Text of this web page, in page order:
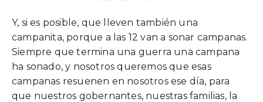
Y, si es posible, que lleven también una
campanita, porque a las 12 van a sonar campanas.
Siempre que termina una guerra una campana
ha sonado, y nosotros queremos que esas
campanas resuenen en nosotros ese día, para
que nuestros gobernantes, nuestras familias, la